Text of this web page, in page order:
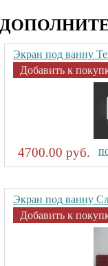
Экран под ванну
Добавить к
4700.00 руб.
Экран под ванну
Добавить к